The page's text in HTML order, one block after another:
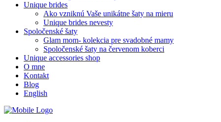
Unique brides
Ako vzniknú Vaše unikátne šaty na mieru
Unique brides nevesty
Spoločenské šaty
Glam mom- kolekcia pre svadobné mamy
Spoločenské šaty na červenom koberci
Unique accessories shop
O mne
Kontakt
Blog
English